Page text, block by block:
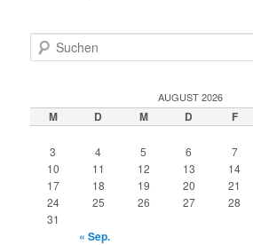
u
e
n
AUGUST 2026
M D M D F
3
4 5 6 7
10
11 12 13 14
17
18 19 20 21
24
25 26 27 28
31
« Sep.